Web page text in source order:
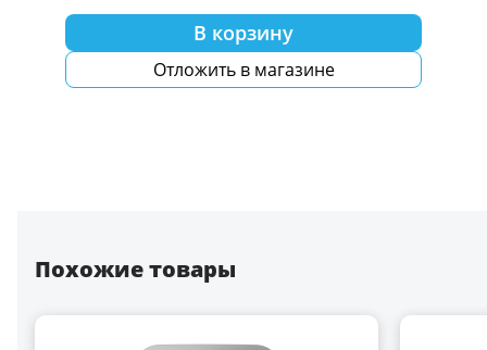
В корзину
Отложить в магазине
Похожие товары